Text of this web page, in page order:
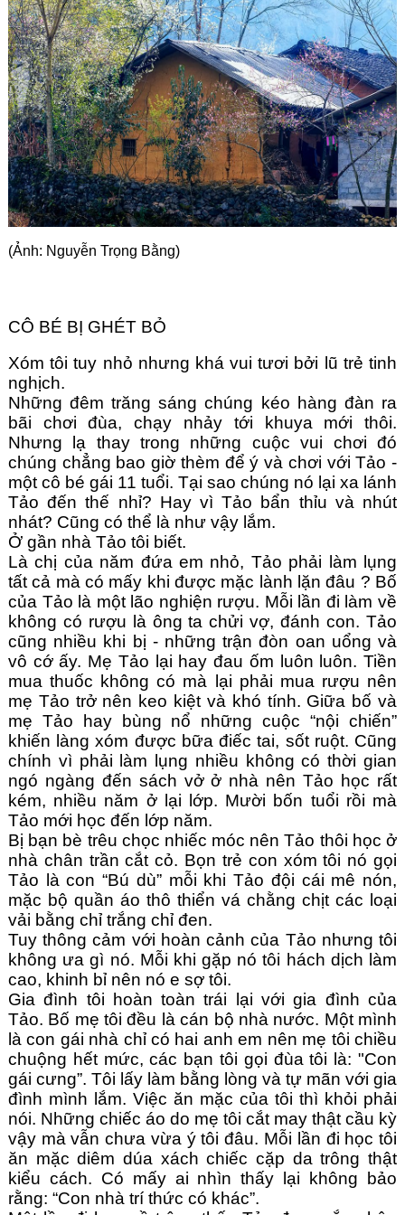
Góc chia sẻ
Liên hệ
Tìm kiếm
(Ảnh: Nguyễn Trọng Bằng)
CÔ BÉ BỊ GHÉT BỎ
Xóm tôi tuy nhỏ nhưng khá vui tươi bởi lũ trẻ tinh
nghịch.
Những đêm trăng sáng chúng kéo hàng đàn ra
bãi chơi đùa, chạy nhảy tới khuya mới thôi.
Nhưng lạ thay trong những cuộc vui chơi đó
chúng chẳng bao giờ thèm để ý và chơi với Tảo -
một cô bé gái 11 tuổi. Tại sao chúng nó lại xa lánh
Tảo đến thế nhỉ? Hay vì Tảo bẩn thỉu và nhút
nhát? Cũng có thể là như vậy lắm.
Ở gần nhà Tảo tôi biết.
Là chị của năm đứa em nhỏ, Tảo phải làm lụng
tất cả mà có mấy khi được mặc lành lặn đâu ? Bố
của Tảo là một lão nghiện rượu. Mỗi lần đi làm về
không có rượu là ông ta chửi vợ, đánh con. Tảo
cũng nhiều khi bị - những trận đòn oan uổng và
vô cớ ấy. Mẹ Tảo lại hay đau ốm luôn luôn. Tiền
mua thuốc không có mà lại phải mua rượu nên
mẹ Tảo trở nên keo kiệt và khó tính. Giữa bố và
mẹ Tảo hay bùng nổ những cuộc “nội chiến”
khiến làng xóm được bữa điếc tai, sốt ruột. Cũng
chính vì phải làm lụng nhiều không có thời gian
ngó ngàng đến sách vở ở nhà nên Tảo học rất
kém, nhiều năm ở lại lớp. Mười bốn tuổi rồi mà
Tảo mới học đến lớp năm.
Bị bạn bè trêu chọc nhiếc móc nên Tảo thôi học ở
nhà chân trần cắt cỏ. Bọn trẻ con xóm tôi nó gọi
Tảo là con “Bú dù” mỗi khi Tảo đội cái mê nón,
mặc bộ quần áo thô thiển vá chằng chịt các loại
vải bằng chỉ trắng chỉ đen.
Tuy thông cảm với hoàn cảnh của Tảo nhưng tôi
không ưa gì nó. Mỗi khi gặp nó tôi hách dịch làm
cao, khinh bỉ nên nó e sợ tôi.
Gia đình tôi hoàn toàn trái lại với gia đình của
Tảo. Bố mẹ tôi đều là cán bộ nhà nước. Một mình
là con gái nhà chỉ có hai anh em nên mẹ tôi chiều
chuộng hết mức, các bạn tôi gọi đùa tôi là: "Con
gái cưng”. Tôi lấy làm bằng lòng và tự mãn với gia
đình mình lắm. Việc ăn mặc của tôi thì khỏi phải
nói. Những chiếc áo do mẹ tôi cắt may thật cầu kỳ
vậy mà vẫn chưa vừa ý tôi đâu. Mỗi lần đi học tôi
ăn mặc diêm dúa xách chiếc cặp da trông thật
kiểu cách. Có mấy ai nhìn thấy lại không bảo
rằng: “Con nhà trí thức có khác”.